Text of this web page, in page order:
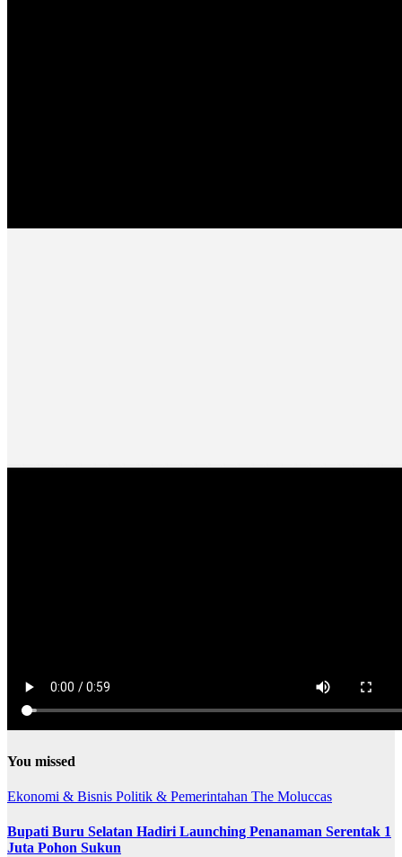
You missed
Ekonomi & Bisnis Politik & Pemerintahan The Moluccas
Bupati Buru Selatan Hadiri Launching Penanaman Serentak 1
Juta Pohon Sukun